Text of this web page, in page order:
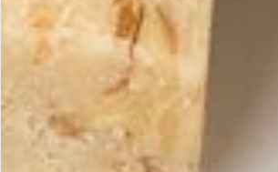
5 Blatt Gelatine einweichen. Den
auflösen.
Den Rest der Milch, den Cognac und
Orangenschale hinzufügen.
Erhitzen, bis eine homogene Masse
die Eigelbe hinzufügen.
Die Gelatine in dieser Masse auflösen.
werden lassen.
Die Sahne schlagen und unterheben.